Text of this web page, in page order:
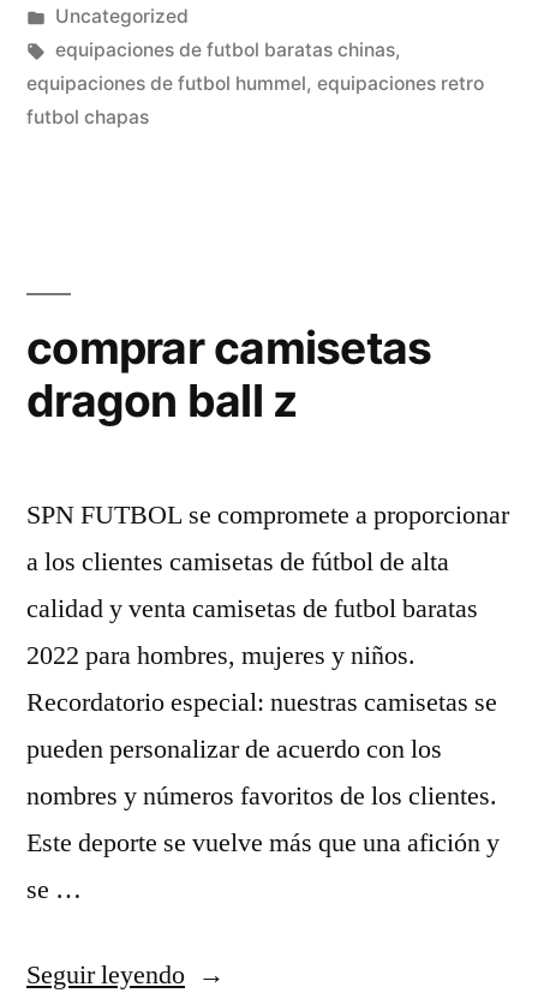
por
Publicado
en
Uncategorized
Etiquetas:
equipaciones de futbol baratas chinas,
equipaciones de futbol hummel, equipaciones retro
futbol chapas
comprar camisetas
dragon ball z
SPN FUTBOL se compromete a proporcionar
a los clientes camisetas de fútbol de alta
calidad y venta camisetas de futbol baratas
2022 para hombres, mujeres y niños.
Recordatorio especial: nuestras camisetas se
pueden personalizar de acuerdo con los
nombres y números favoritos de los clientes.
Este deporte se vuelve más que una afición y
se …
Seguir leyendo«comprar